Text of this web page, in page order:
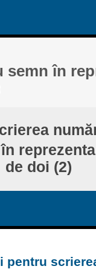
semn în
de doi (2)
pentru